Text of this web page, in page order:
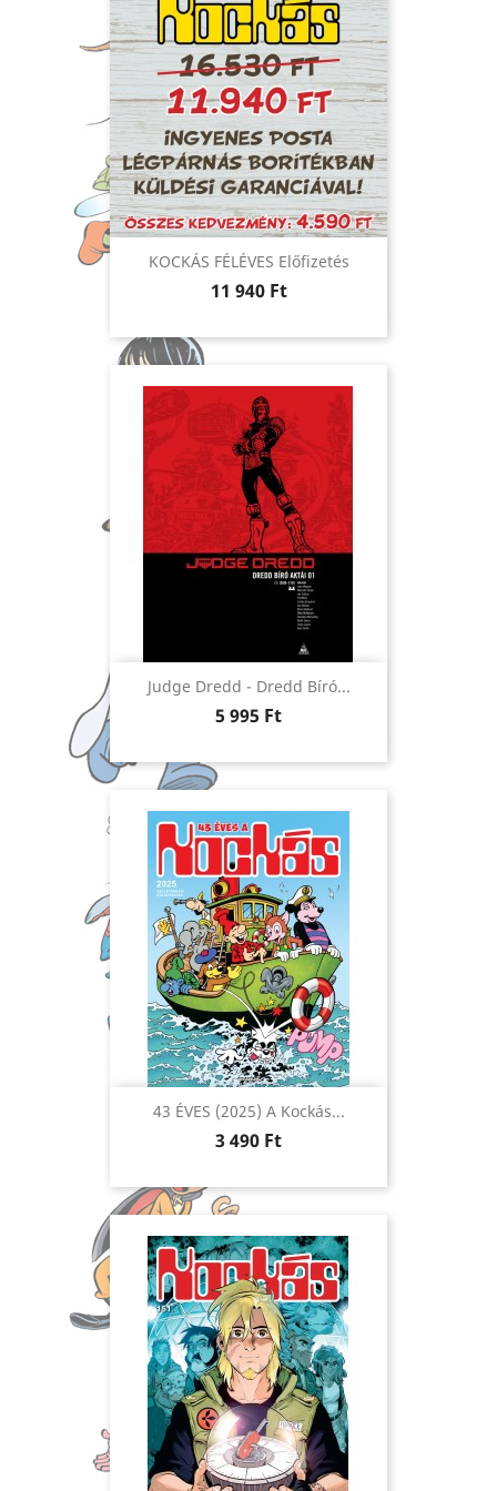
KOCKÁS FÉLÉVES Előfizetés
Ár
11 940 Ft
Judge Dredd - Dredd Bíró...
Ár
5 995 Ft
43 ÉVES (2025) A Kockás...
Ár
3 490 Ft